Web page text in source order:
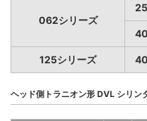
062シリーズ
25
40
125シリーズ 40
ヘッド側トラニオン形 DVL シリン